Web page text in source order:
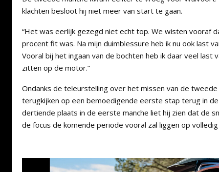
klachten besloot hij niet meer van start te gaan.
“Het was eerlijk gezegd niet echt top. We wisten vooraf
procent fit was. Na mijn duimblessure heb ik nu ook last
Vooral bij het ingaan van de bochten heb ik daar veel last
zitten op de motor.”
Ondanks de teleurstelling over het missen van de tweede
terugkijken op een bemoedigende eerste stap terug in
dertiende plaats in de eerste manche liet hij zien dat de
de focus de komende periode vooral zal liggen op